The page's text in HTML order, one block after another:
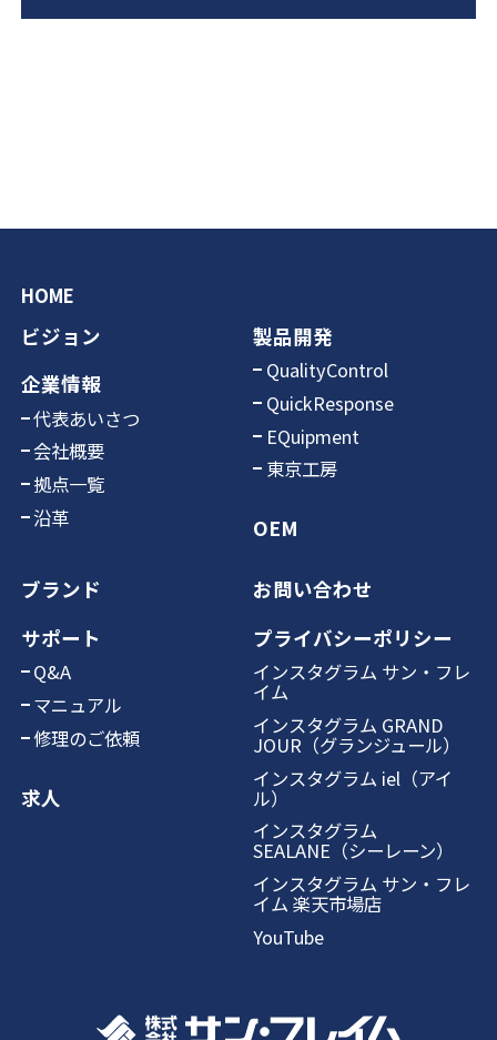
HOME
ビジョン
企業情報
代表あいさつ
会社概要
拠点一覧
沿革
製品開発
QualityControl
QuickResponse
EQuipment
東京工房
OEM
ブランド
サポート
Q&A
マニュアル
修理のご依頼
求人
お問い合わせ
プライバシーポリシー
インスタグラム サン・フレ
イム
インスタグラム GRAND
JOUR（グランジュール）
インスタグラム iel（アイ
ル）
インスタグラム
SEALANE（シーレーン）
インスタグラム サン・フレ
イム 楽天市場店
YouTube